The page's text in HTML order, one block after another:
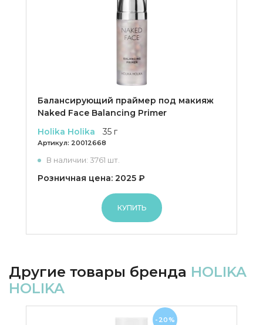
Балансирующий праймер под макияж
Naked Face Balancing Primer
Holika Holika
35 г
Артикул: 20012668
В наличии: 3761 шт.
Розничная цена: 2025 ₽
КУПИТЬ
Другие товары бренда HOLIKA
HOLIKA
-20%